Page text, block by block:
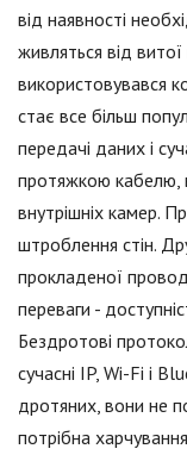
від наявності
живляться від
використовувався
стає все більш
передачі даних і
протяжкою кабелю,
внутрішніх камер.
штроблення стін.
прокладеної
переваги -
Бездротові
сучасні IP, Wi-Fi і
дротяних, вони не
потрібна